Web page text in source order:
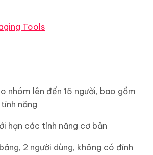
Tools
nhóm lên đến 15 người, bao gồm
năng
hạn các tính năng cơ bản
2 người dùng, không có đính